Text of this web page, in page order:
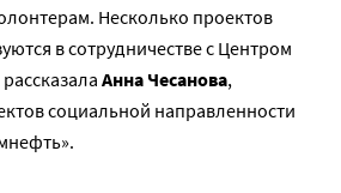
Несколько проектов
в сотрудничестве с Центром
рассказала Анна Чесанова,
социальной направленности